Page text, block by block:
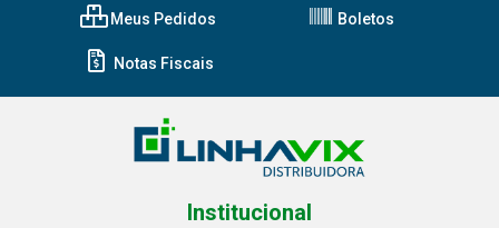
Meus Pedidos Boletos
Notas Fiscais
Institucional